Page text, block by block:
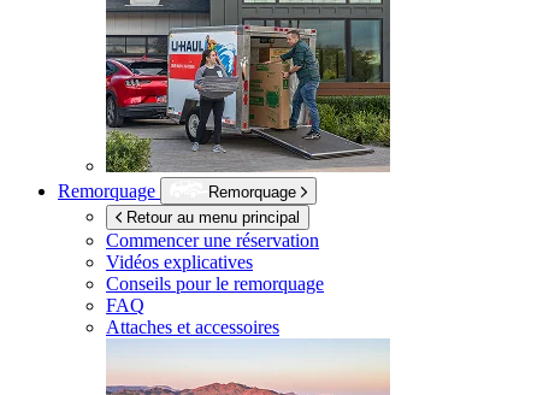
Remorquage
Remorquage
Retour au menu principal
Commencer une réservation
Vidéos explicatives
Conseils pour le remorquage
FAQ
Attaches et accessoires